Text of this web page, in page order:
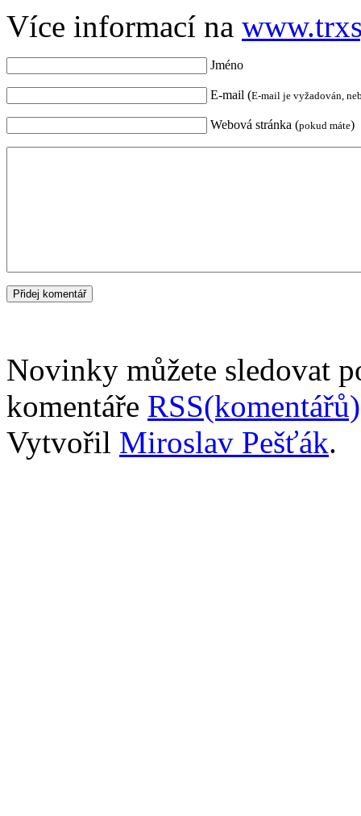
Více informací na
Jméno
E-mail (E-mail je vyžadován,
Webová stránka (pokud máte)
Novinky můžete sledovat
komentáře RSS(komentářů)
Vytvořil Miroslav Pešťák.